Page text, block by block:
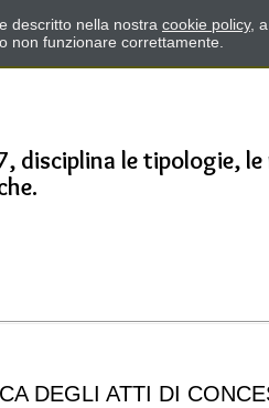
disciplina le tipologie,
DEGLI ATTI DI
descritto nella nostra cookie policy,
non funzionare correttamente.